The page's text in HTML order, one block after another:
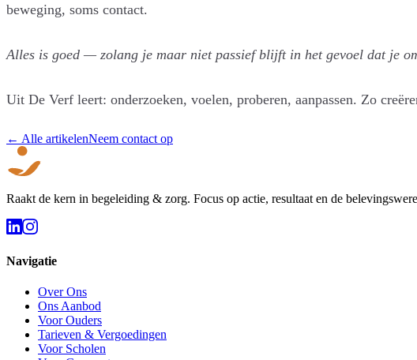
beweging, soms contact.
Alles is goed — zolang je maar niet passief blijft in het gevoel dat je
Uit De Verf leert: onderzoeken, voelen, proberen, aanpassen. Zo
← Alle artikelenNeem contact op
Raakt de kern in begeleiding & zorg. Focus op actie, resultaat en de
Navigatie
Over Ons
Ons Aanbod
Voor Ouders
Tarieven & Vergoedingen
Voor Scholen